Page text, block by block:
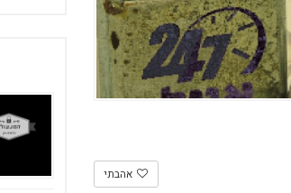
אהבתי